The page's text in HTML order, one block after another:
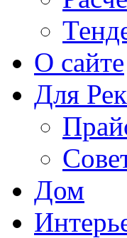
О сайте
Для
Дом